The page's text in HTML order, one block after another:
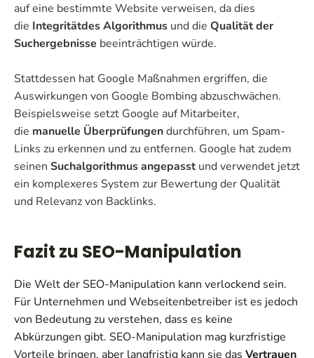
auf eine bestimmte Website verweisen, da dies
die Integritätdes Algorithmus und die Qualität der
Suchergebnisse beeinträchtigen würde.
Stattdessen hat Google Maßnahmen ergriffen, die
Auswirkungen von Google Bombing abzuschwächen.
Beispielsweise setzt Google auf Mitarbeiter,
die manuelle Überprüfungendurchführen, um Spam-
Links zu erkennen und zu entfernen. Google hat zudem
seinen Suchalgorithmus angepasstund verwendet jetzt
ein komplexeres System zur Bewertung der Qualität
und Relevanz von Backlinks.
Fazit zu SEO-Manipulation
Die Welt der SEO-Manipulation kann verlockend sein.
Für Unternehmen und Webseitenbetreiber ist es jedoch
von Bedeutung zu verstehen, dass es keine
Abkürzungen gibt. SEO-Manipulation mag kurzfristige
Vorteile bringen, aber langfristig kann sie das Vertrauen